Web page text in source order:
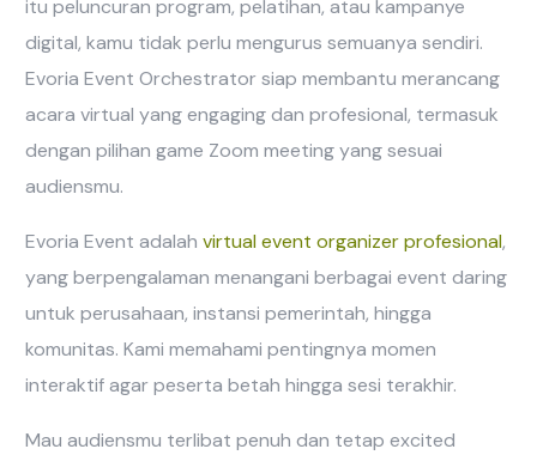
itu peluncuran program, pelatihan, atau kampanye
digital, kamu tidak perlu mengurus semuanya sendiri.
Evoria Event Orchestrator siap membantu merancang
acara virtual yang engaging dan profesional, termasuk
dengan pilihan game Zoom meeting yang sesuai
audiensmu.
Evoria Event adalahvirtual event organizer profesional,
yang berpengalaman menangani berbagai event daring
untuk perusahaan, instansi pemerintah, hingga
komunitas. Kami memahami pentingnya momen
interaktif agar peserta betah hingga sesi terakhir.
Mau audiensmu terlibat penuh dan tetap excited